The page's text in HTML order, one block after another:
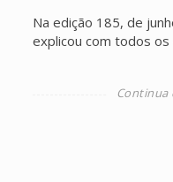
Na edição 185, de
explicou com todos os